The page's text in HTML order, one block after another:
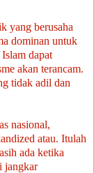
yang berusaha
dominan untuk
dapat
akan terancam.
tidak adil dan
nasional,
atau. Itulah
ada ketika
jangkar